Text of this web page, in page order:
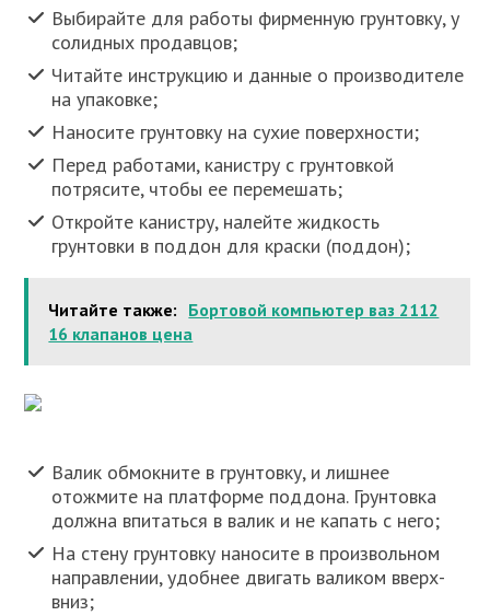
Выбирайте для работы фирменную грунтовку, у
солидных продавцов;
Читайте инструкцию и данные о производителе
на упаковке;
Наносите грунтовку на сухие поверхности;
Перед работами, канистру с грунтовкой
потрясите, чтобы ее перемешать;
Откройте канистру, налейте жидкость
грунтовки в поддон для краски (поддон);
Читайте также: Бортовой компьютер ваз 2112
16 клапанов цена
Валик обмокните в грунтовку, и лишнее
отожмите на платформе поддона. Грунтовка
должна впитаться в валик и не капать с него;
На стену грунтовку наносите в произвольном
направлении, удобнее двигать валиком вверх-
вниз;